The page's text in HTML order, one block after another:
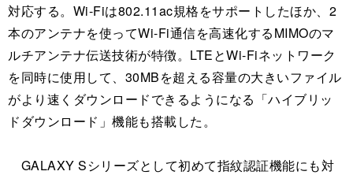
対応する。Wi-Fiは802.11ac規格をサポートしたほか、2
本のアンテナを使ってWi-Fi通信を高速化するMIMOのマ
ルチアンテナ伝送技術が特徴。LTEとWi-Fiネットワーク
を同時に使用して、30MBを超える容量の大きいファイル
がより速くダウンロードできるようになる「ハイブリッ
ドダウンロード」機能も搭載した。
GALAXY Sシリーズとして初めて指紋認証機能にも対